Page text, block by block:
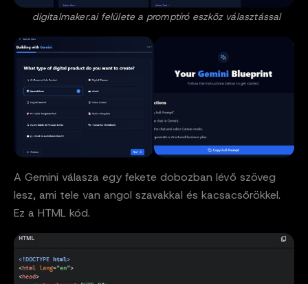
digitalmaker.ai felülete a promptíró eszköz választással
A Gemini válasza egy fekete dobozban lévő szöveg
lesz, ami tele van angol szavakkal és kacsacsőrökkel.
Ez a HTML kód.